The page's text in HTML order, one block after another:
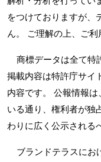
をつけておりますが、
ん。 ご理解の上、ご利
商標データは全て特
掲載内容は特許庁サイ
内容です。 公報情報は
いる通り、権利者が独
わりに広く公示される
ブランドテラスにお